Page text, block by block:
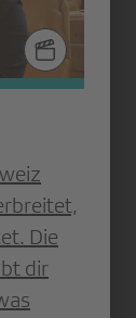
Die
dir